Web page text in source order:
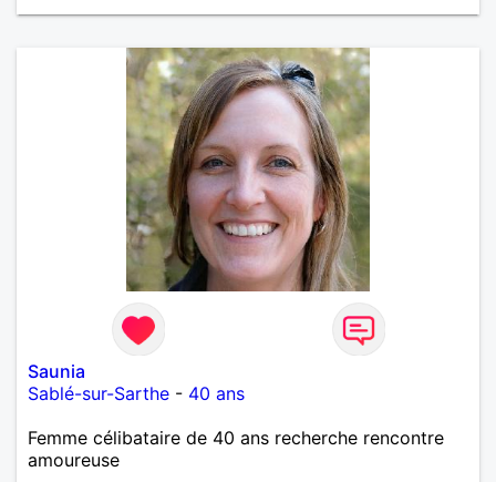
Saunia
Sablé-sur-Sarthe - 40 ans
Femme célibataire de 40 ans recherche rencontre
amoureuse